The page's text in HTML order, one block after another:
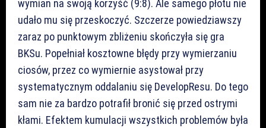
wymian na swoją korzyść (9:8). Ale samego płotu nie
udało mu się przeskoczyć. Szczerze powiedziawszy
zaraz po punktowym zbliżeniu skończyła się gra
BKSu. Popełniał kosztowne błędy przy wymierzaniu
ciosów, przez co wymiernie asystował przy
systematycznym oddalaniu się DevelopResu. Do tego
sam nie za bardzo potrafił bronić się przed ostrymi
kłami. Efektem kumulacji wszystkich problemów była